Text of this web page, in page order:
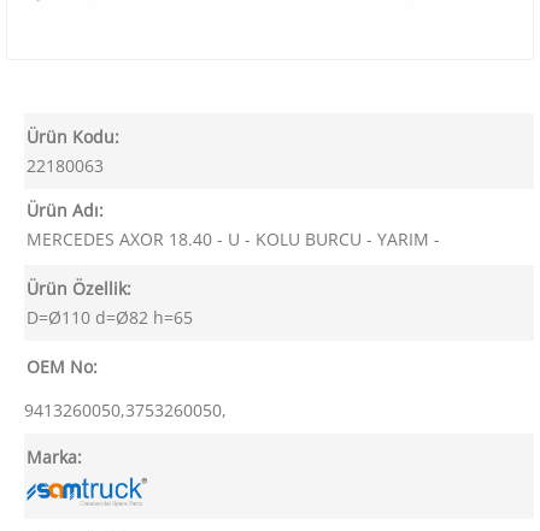
Ürün Kodu:
22180063
Ürün Adı:
MERCEDES AXOR 18.40 - U - KOLU BURCU - YARIM -
Ürün Özellik:
D=Ø110 d=Ø82 h=65
OEM No:
9413260050,3753260050,
Marka: